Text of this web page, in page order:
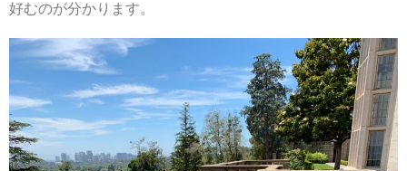
好むのが分かります。